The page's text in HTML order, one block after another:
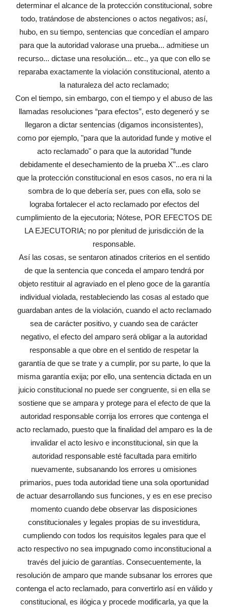
determinar el alcance de la protección constitucional, sobre
todo, tratándose de abstenciones o actos negativos; así,
hubo, en su tiempo, sentencias que concedían el amparo
para que la autoridad valorase una prueba... admitiese un
recurso... dictase una resolución... etc., ya que con ello se
reparaba exactamente la violación constitucional, atento a
la naturaleza del acto reclamado;
Con el tiempo, sin embargo, con el tiempo y el abuso de las
llamadas resoluciones “para efectos”, esto degeneró y se
llegaron a dictar sentencias (digamos inconsistentes),
como por ejemplo, "para que la autoridad funde y motive el
acto reclamado" o para que la autoridad "funde
debidamente el desechamiento de la prueba X"...es claro
que la protección constitucional en esos casos, no era ni la
sombra de lo que debería ser, pues con ella, solo se
lograba fortalecer el acto reclamado por efectos del
cumplimiento de la ejecutoria; Nótese, POR EFECTOS DE
LA EJECUTORIA; no por plenitud de jurisdicción de la
responsable.
Así las cosas, se sentaron atinados criterios en el sentido
de que la sentencia que conceda el amparo tendrá por
objeto restituir al agraviado en el pleno goce de la garantía
individual violada, restableciendo las cosas al estado que
guardaban antes de la violación, cuando el acto reclamado
sea de carácter positivo, y cuando sea de carácter
negativo, el efecto del amparo será obligar a la autoridad
responsable a que obre en el sentido de respetar la
garantía de que se trate y a cumplir, por su parte, lo que la
misma garantía exija; por ello, una sentencia dictada en un
juicio constitucional no puede ser congruente, si en ella se
sostiene que se ampara y protege para el efecto de que la
autoridad responsable corrija los errores que contenga el
acto reclamado, puesto que la finalidad del amparo es la de
invalidar el acto lesivo e inconstitucional, sin que la
autoridad responsable esté facultada para emitirlo
nuevamente, subsanando los errores u omisiones
primarios, pues toda autoridad tiene una sola oportunidad
de actuar desarrollando sus funciones, y es en ese preciso
momento cuando debe observar las disposiciones
constitucionales y legales propias de su investidura,
cumpliendo con todos los requisitos legales para que el
acto respectivo no sea impugnado como inconstitucional a
través del juicio de garantías. Consecuentemente, la
resolución de amparo que mande subsanar los errores que
contenga el acto reclamado, para convertirlo así en válido y
constitucional, es ilógica y procede modificarla, ya que la